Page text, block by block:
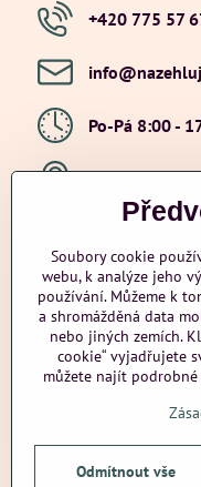
+420 775 57
Po-Pá 8:00 -
Hybešova
Facebook
Odstoupení
Soubory cookie
webu, k analýze jeho
používání. Můžeme k
a shromážděná data
nebo jiných zemích.
cookie“ vyjadřujete
můžete najít
Odmítnout vše